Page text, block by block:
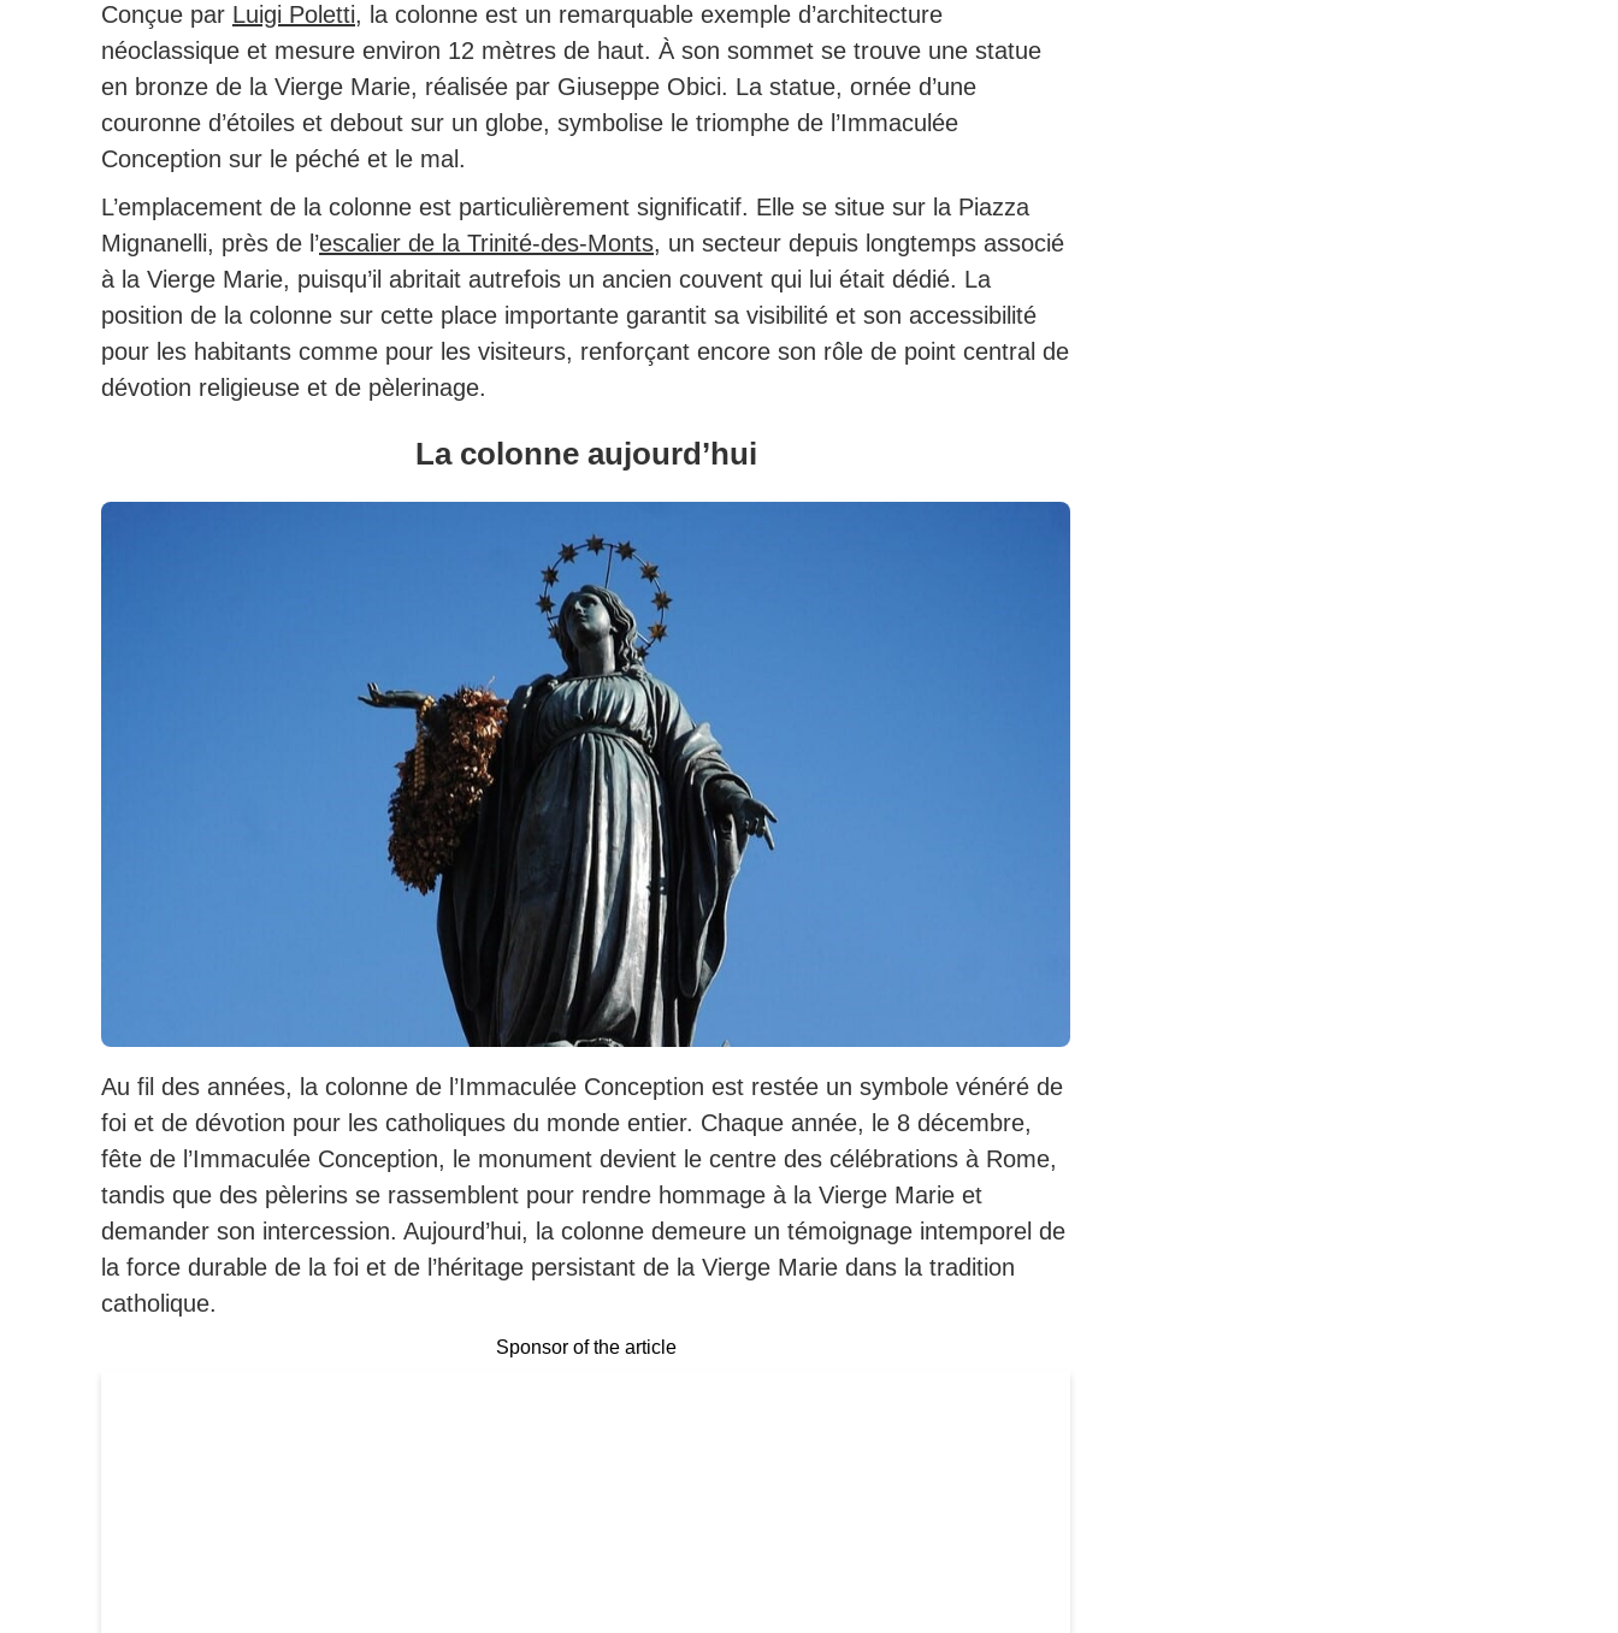
Conçue par Luigi Poletti, la colonne est un remarquable exemple d’architecture
néoclassique et mesure environ 12 mètres de haut. À son sommet se trouve une statue
en bronze de la Vierge Marie, réalisée par Giuseppe Obici. La statue, ornée d’une
couronne d’étoiles et debout sur un globe, symbolise le triomphe de l’Immaculée
Conception sur le péché et le mal.
L’emplacement de la colonne est particulièrement significatif. Elle se situe sur la Piazza
Mignanelli, près de l’escalier de la Trinité-des-Monts, un secteur depuis longtemps associé
à la Vierge Marie, puisqu’il abritait autrefois un ancien couvent qui lui était dédié. La
position de la colonne sur cette place importante garantit sa visibilité et son accessibilité
pour les habitants comme pour les visiteurs, renforçant encore son rôle de point central de
dévotion religieuse et de pèlerinage.
La colonne aujourd’hui
Au fil des années, la colonne de l’Immaculée Conception est restée un symbole vénéré de
foi et de dévotion pour les catholiques du monde entier. Chaque année, le 8 décembre,
fête de l’Immaculée Conception, le monument devient le centre des célébrations à Rome,
tandis que des pèlerins se rassemblent pour rendre hommage à la Vierge Marie et
demander son intercession. Aujourd’hui, la colonne demeure un témoignage intemporel de
la force durable de la foi et de l’héritage persistant de la Vierge Marie dans la tradition
catholique.
Sponsor of the article